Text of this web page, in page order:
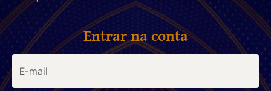
Entrar na conta